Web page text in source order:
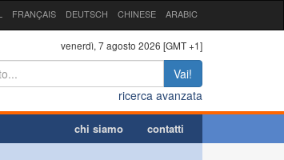
FRANÇAIS DEUTSCH CHINESE ARABIC
venerdì, 7 agosto 2026 [GMT +1]
Vai!
ricerca avanzata
chi siamo contatti